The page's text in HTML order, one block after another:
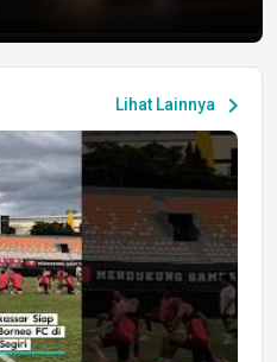
Lihat Lainnya chevron_right